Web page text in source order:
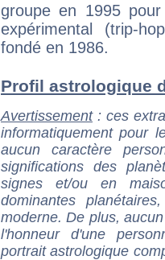
groupe en 1995
expérimental (trip-
fondé en 1986.
Profil astrologique
Avertissement: ces
informatiquement pour
aucun caractère
significations des
signes et/ou en
dominantes
moderne. De plus,
l'honneur d'une
portrait astrologique